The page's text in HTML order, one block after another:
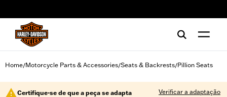
Home/Motorcycle Parts & Accessories/Seats & Backrests/Pillion Seats
Certifique-se de que a peça se adapta Verificar a adaptação